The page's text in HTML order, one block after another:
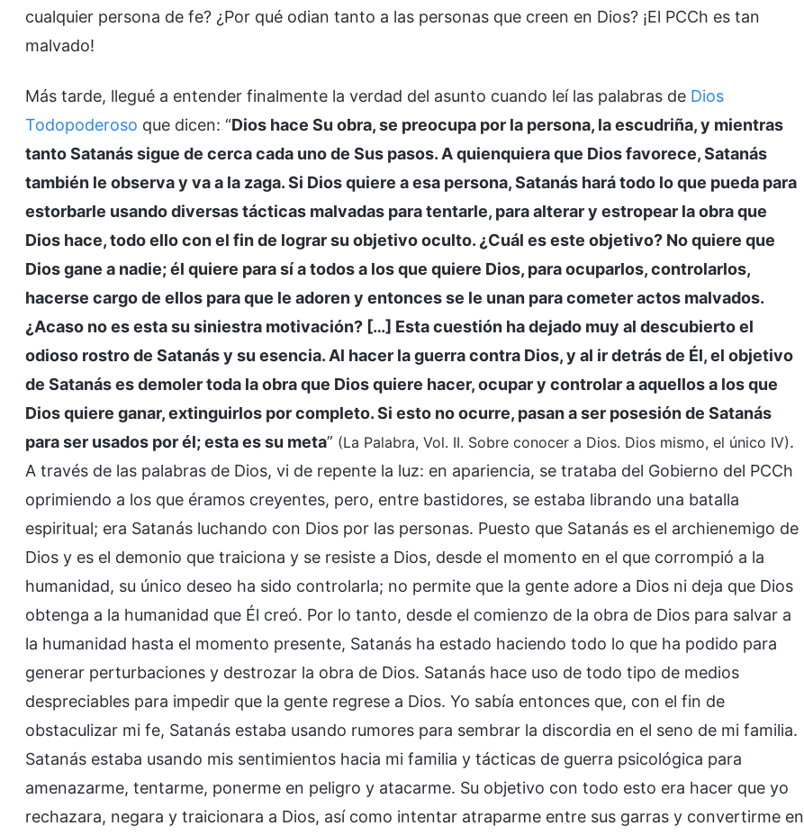
cualquier persona de fe? ¿Por qué odian tanto a las personas que creen en Dios? ¡El PCCh es tan
malvado!
Más tarde, llegué a entender finalmente la verdad del asunto cuando leí las palabras de Dios
Todopoderoso que dicen: “Dios hace Su obra, se preocupa por la persona, la escudriña, y mientras
tanto Satanás sigue de cerca cada uno de Sus pasos. A quienquiera que Dios favorece, Satanás
también le observa y va a la zaga. Si Dios quiere a esa persona, Satanás hará todo lo que pueda para
estorbarle usando diversas tácticas malvadas para tentarle, para alterar y estropear la obra que
Dios hace, todo ello con el fin de lograr su objetivo oculto. ¿Cuál es este objetivo? No quiere que
Dios gane a nadie; él quiere para sí a todos a los que quiere Dios, para ocuparlos, controlarlos,
hacerse cargo de ellos para que le adoren y entonces se le unan para cometer actos malvados.
¿Acaso no es esta su siniestra motivación? […] Esta cuestión ha dejado muy al descubierto el
odioso rostro de Satanás y su esencia. Al hacer la guerra contra Dios, y al ir detrás de Él, el objetivo
de Satanás es demoler toda la obra que Dios quiere hacer, ocupar y controlar a aquellos a los que
Dios quiere ganar, extinguirlos por completo. Si esto no ocurre, pasan a ser posesión de Satanás
para ser usados por él; esta es su meta” (La Palabra, Vol. II. Sobre conocer a Dios. Dios mismo, el único IV).
A través de las palabras de Dios, vi de repente la luz: en apariencia, se trataba del Gobierno del PCCh
oprimiendo a los que éramos creyentes, pero, entre bastidores, se estaba librando una batalla
espiritual; era Satanás luchando con Dios por las personas. Puesto que Satanás es el archienemigo de
Dios y es el demonio que traiciona y se resiste a Dios, desde el momento en el que corrompió a la
humanidad, su único deseo ha sido controlarla; no permite que la gente adore a Dios ni deja que Dios
obtenga a la humanidad que Él creó. Por lo tanto, desde el comienzo de la obra de Dios para salvar a
la humanidad hasta el momento presente, Satanás ha estado haciendo todo lo que ha podido para
generar perturbaciones y destrozar la obra de Dios. Satanás hace uso de todo tipo de medios
despreciables para impedir que la gente regrese a Dios. Yo sabía entonces que, con el fin de
obstaculizar mi fe, Satanás estaba usando rumores para sembrar la discordia en el seno de mi familia.
Satanás estaba usando mis sentimientos hacia mi familia y tácticas de guerra psicológica para
amenazarme, tentarme, ponerme en peligro y atacarme. Su objetivo con todo esto era hacer que yo
rechazara, negara y traicionara a Dios, así como intentar atraparme entre sus garras y convertirme en